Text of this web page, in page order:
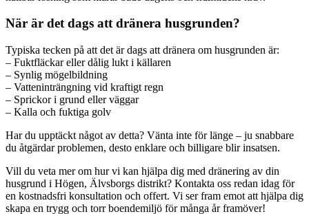
När är det dags att dränera husgrunden?
Typiska tecken på att det är dags att dränera om husgrunden är:
– Fuktfläckar eller dålig lukt i källaren
– Synlig mögelbildning
– Vatteninträngning vid kraftigt regn
– Sprickor i grund eller väggar
– Kalla och fuktiga golv
Har du upptäckt något av detta? Vänta inte för länge – ju snabbare
du åtgärdar problemen, desto enklare och billigare blir insatsen.
Vill du veta mer om hur vi kan hjälpa dig med dränering av din
husgrund i Högen, Älvsborgs distrikt? Kontakta oss redan idag för
en kostnadsfri konsultation och offert. Vi ser fram emot att hjälpa dig
skapa en trygg och torr boendemiljö för många år framöver!